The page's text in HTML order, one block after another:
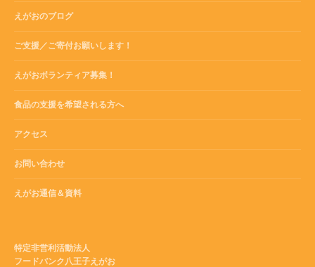
えがおのブログ
ご支援／ご寄付お願いします！
えがおボランティア募集！
食品の支援を希望される方へ
アクセス
お問い合わせ
えがお通信＆資料
特定非営利活動法人
フードバンク八王子えがお